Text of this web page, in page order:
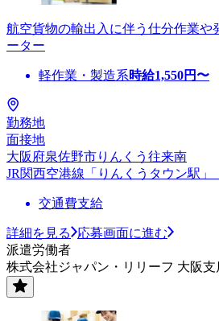
航空貨物の輸出入に伴う仕分作業や
ーター
軽作業・製造系時給1,550円〜
勤務地
面接地
大阪府泉佐野市りんくう往来南
JR関西空港線「りんくうタウン駅」
交通費支給
詳細を見る
応募画面に進む
派遣労働者
株式会社ジャパン・リリーフ 大阪支